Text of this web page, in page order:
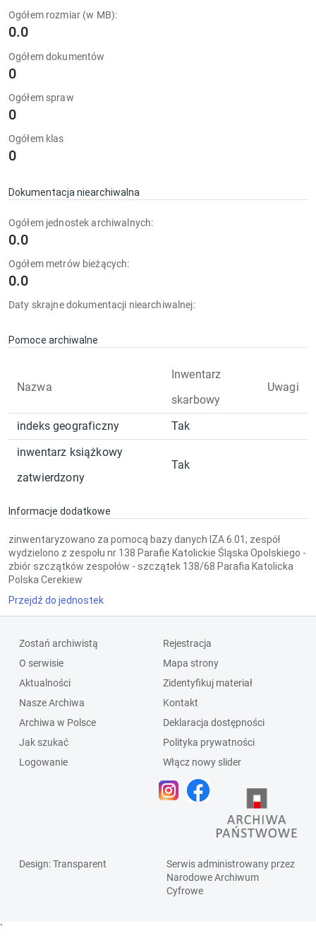
Ogółem rozmiar (w MB):
0.0
Ogółem dokumentów
0
Ogółem spraw
0
Ogółem klas
0
Dokumentacja niearchiwalna
Ogółem jednostek archiwalnych:
0.0
Ogółem metrów bieżących:
0.0
Daty skrajne dokumentacji niearchiwalnej:
Pomoce archiwalne
Nazwa
Inwentarz
skarbowy
Uwagi
indeks geograficzny
Tak
inwentarz książkowy
zatwierdzony
Tak
Informacje dodatkowe
zinwentaryzowano za pomocą bazy danych IZA 6.01; zespół
wydzielono z zespołu nr 138 Parafie Katolickie Śląska Opolskiego -
zbiór szczątków zespołów - szczątek 138/68 Parafia Katolicka
Polska Cerekiew
Przejdź do jednostek
Zostań archiwistą
O serwisie
Aktualności
Nasze Archiwa
Archiwa w Polsce
Jak szukać
Logowanie
Rejestracja
Mapa strony
Zidentyfikuj materiał
Kontakt
Deklaracja dostępności
Polityka prywatności
Włącz nowy slider
Design: Transparent
Serwis administrowany przez
Narodowe Archiwum
Cyfrowe
`